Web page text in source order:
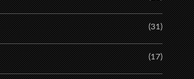
(31)
(17)